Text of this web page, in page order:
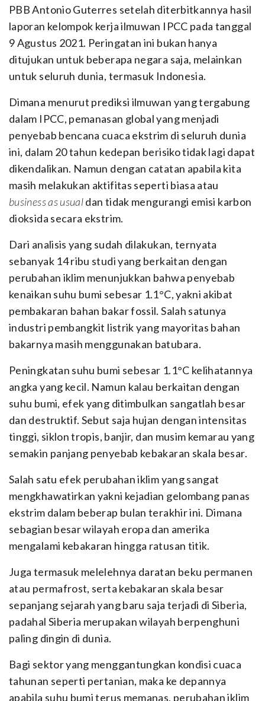
PBB Antonio Guterres setelah diterbitkannya hasil
laporan kelompok kerja ilmuwan IPCC pada tanggal
9 Agustus 2021. Peringatan ini bukan hanya
ditujukan untuk beberapa negara saja, melainkan
untuk seluruh dunia, termasuk Indonesia.
Dimana menurut prediksi ilmuwan yang tergabung
dalam IPCC, pemanasan global yang menjadi
penyebab bencana cuaca ekstrim di seluruh dunia
ini, dalam 20 tahun kedepan berisiko tidak lagi dapat
dikendalikan. Namun dengan catatan apabila kita
masih melakukan aktifitas seperti biasa atau
business as usualdan tidak mengurangi emisi karbon
dioksida secara ekstrim.
Dari analisis yang sudah dilakukan, ternyata
sebanyak 14 ribu studi yang berkaitan dengan
perubahan iklim menunjukkan bahwa penyebab
kenaikan suhu bumi sebesar 1.1°C, yakni akibat
pembakaran bahan bakar fossil. Salah satunya
industri pembangkit listrik yang mayoritas bahan
bakarnya masih menggunakan batubara.
Peningkatan suhu bumi sebesar 1.1°C kelihatannya
angka yang kecil. Namun kalau berkaitan dengan
suhu bumi, efek yang ditimbulkan sangatlah besar
dan destruktif. Sebut saja hujan dengan intensitas
tinggi, siklon tropis, banjir, dan musim kemarau yang
semakin panjang penyebab kebakaran skala besar.
Salah satu efek perubahan iklim yang sangat
mengkhawatirkan yakni kejadian gelombang panas
ekstrim dalam beberap bulan terakhir ini. Dimana
sebagian besar wilayah eropa dan amerika
mengalami kebakaran hingga ratusan titik.
Juga termasuk melelehnya daratan beku permanen
atau permafrost, serta kebakaran skala besar
sepanjang sejarah yang baru saja terjadi di Siberia,
padahal Siberia merupakan wilayah berpenghuni
paling dingin di dunia.
Bagi sektor yang menggantungkan kondisi cuaca
tahunan seperti pertanian, maka ke depannya
apabila suhu bumi terus memanas, perubahan iklim